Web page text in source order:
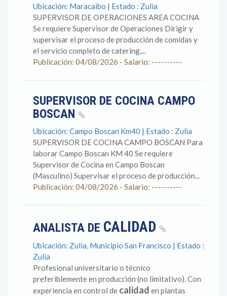
Ubicación: Maracaibo | Estado : Zulia
SUPERVISOR DE OPERACIONES AREA COCINA
Se requiere Supervisor de Operaciones Dirigir y
supervisar el proceso de producción de comidas y
el servicio completo de catering,...
Publicación: 04/08/2026 - Salario: ----------
SUPERVISOR DE COCINA CAMPO
BOSCAN
Ubicación: Campo Boscan Km40 | Estado : Zulia
SUPERVISOR DE COCINA CAMPO BOSCAN Para
laborar Campo Boscan KM 40 Se requiere
Supervisor de Cocina en Campo Boscan
(Masculino) Supervisar el proceso de producción...
Publicación: 04/08/2026 - Salario: ----------
ANALISTA DE CALIDAD
Ubicación: Zulia, Municipio San Francisco | Estado :
Zulia
Profesional universitario o técnico
preferiblemente en producción (no limitativo). Con
experiencia en control de calidad en plantas